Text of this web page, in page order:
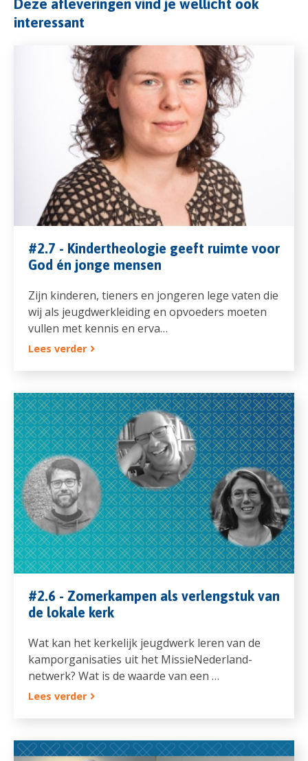
Deze afleveringen vind je wellicht ook
interessant
#2.7 - Kindertheologie geeft ruimte voor
God én jonge mensen
Zijn kinderen, tieners en jongeren lege vaten die
wij als jeugdwerkleiding en opvoeders moeten
vullen met kennis en erva…
Lees verder
#2.6 - Zomerkampen als verlengstuk van
de lokale kerk
Wat kan het kerkelijk jeugdwerk leren van de
kamporganisaties uit het MissieNederland-
netwerk? Wat is de waarde van een …
Lees verder